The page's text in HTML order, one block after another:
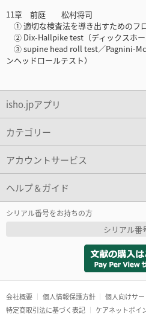
11章 前庭 松村将司
① 適切な検査法を導き出すためのフ
② Dix-Hallpike test（ディックスホー
③ supine head roll test／Pagnini-
ンヘッドロールテスト）
isho.jpアプリ
カテゴリー
アカウントサービス
ヘルプ＆ガイド
シリアル番号をお持ちの方
シリアル番
会社概要 個人情報保護方針
個人向けサ
特定商取引法に基づく表記
ケアネットポイ